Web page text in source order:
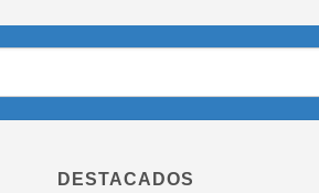
DESTACADOS